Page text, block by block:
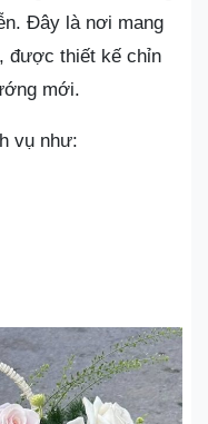
Đây là nơi mang
được thiết kế chỉn
mới.
vụ như: